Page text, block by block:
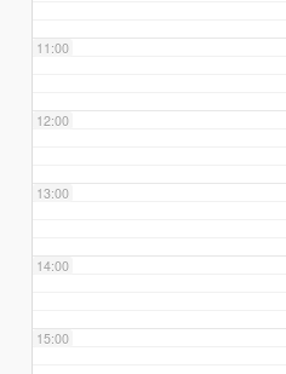
11:00
12:00
13:00
14:00
15:00